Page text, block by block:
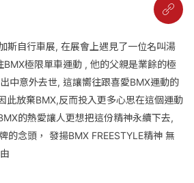
斯自行車展, 在展會上遇見了一位名叫湯
極限單車運動 , 他的父親是業餘的極
中意外去世, 這讓嚮往跟喜愛BMX運動的
此放棄BMX,反而投入更多心思在這個運動
的熱愛讓人更想把這份精神永續下去,
的念頭， 發揚BMX FREESTYLE精神 無